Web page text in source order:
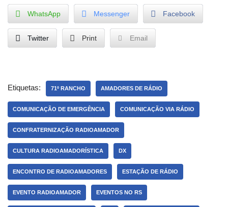
WhatsApp Messenger Facebook
Twitter Print Email
Etiquetas: 71º RANCHO AMADORES DE RÁDIO
COMUNICAÇÃO DE EMERGÊNCIA COMUNICAÇÃO VIA RÁDIO
CONFRATERNIZAÇÃO RADIOAMADOR
CULTURA RADIOAMADORÍSTICA DX
ENCONTRO DE RADIOAMADORES ESTAÇÃO DE RÁDIO
EVENTO RADIOAMADOR EVENTOS NO RS